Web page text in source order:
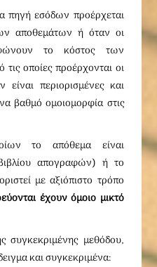
πηγή εσόδων προέρχεται
αποθεμάτων ή όταν οι
το κόστος των
οποίες προέρχονται οι
περιορισμένες και
βαθμό ομοιομορφία στις
το απόθεμα είναι
απογραφών) ή το
με αξιόπιστο τρόπο
έχουν όμοιο μικτό
συγκεκριμένης μεθόδου,
και συγκεκριμένα: